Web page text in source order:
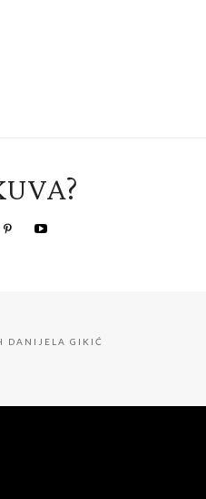
DANIJELA GIKIĆ